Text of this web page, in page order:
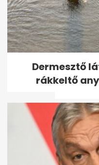
7
milliók
Dermesztő
rákkeltő